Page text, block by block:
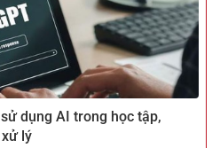
dụng AI trong học tập,
lý